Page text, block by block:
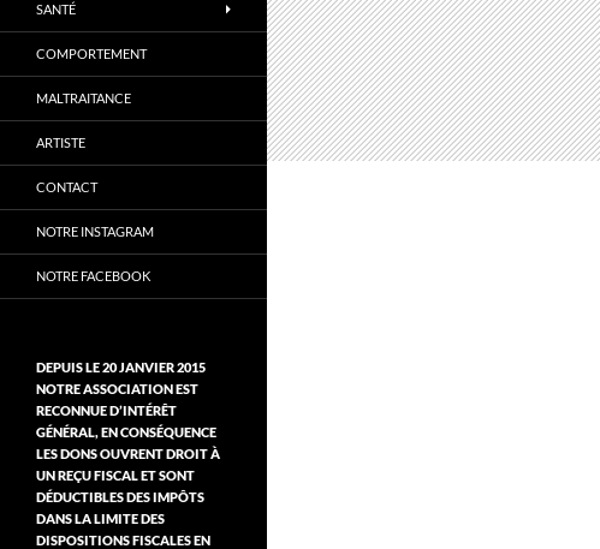
SANTÉ
COMPORTEMENT
MALTRAITANCE
ARTISTE
CONTACT
NOTRE INSTAGRAM
NOTRE FACEBOOK
DEPUIS LE 20 JANVIER 2015
NOTRE ASSOCIATION EST
RECONNUE D’INTÉRÊT
GÉNÉRAL, EN CONSÉQUENCE
LES DONS OUVRENT DROIT À
UN REÇU FISCAL ET SONT
DÉDUCTIBLES DES IMPÔTS
DANS LA LIMITE DES
DISPOSITIONS FISCALES EN